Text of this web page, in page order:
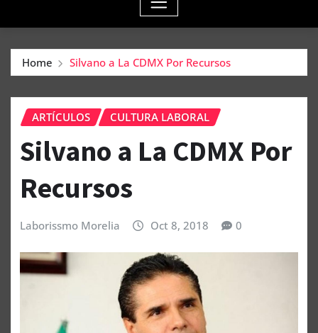
Home Silvano a La CDMX Por Recursos
ARTÍCULOS CULTURA LABORAL
Silvano a La CDMX Por
Recursos
Laborissmo Morelia Oct 8, 2018 0